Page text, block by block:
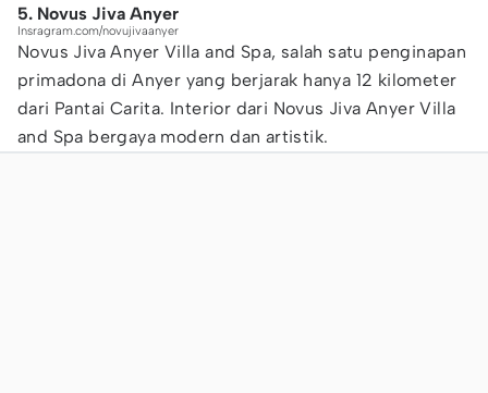
5. Novus Jiva Anyer
Insragram.com/novujivaanyer
Novus Jiva Anyer Villa and Spa, salah satu penginapan
primadona di Anyer yang berjarak hanya 12 kilometer
dari Pantai Carita. Interior dari Novus Jiva Anyer Villa
and Spa bergaya modern dan artistik.